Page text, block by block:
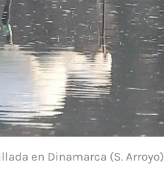
en Dinamarca (S. Arroyo)